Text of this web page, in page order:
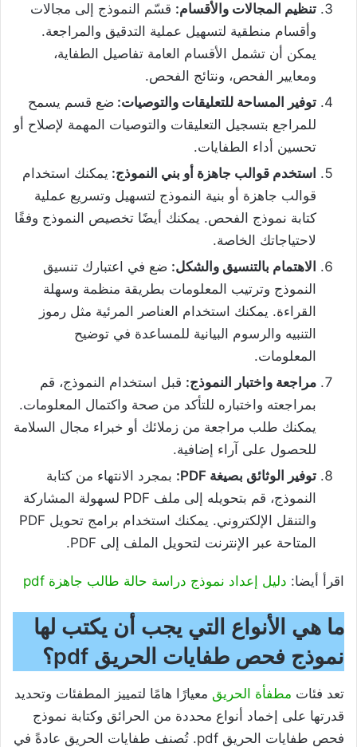
تنظيم المجالات والأقسام: قسّم النموذج إلى مجالات
وأقسام منطقية لتسهيل عملية التدقيق والمراجعة.
يمكن أن تشمل الأقسام العامة تفاصيل الطفاية،
ومعايير الفحص، ونتائج الفحص.
توفير المساحة للتعليقات والتوصيات: ضع قسم يسمح
للمراجع بتسجيل التعليقات والتوصيات المهمة لإصلاح أو
تحسين أداء الطفايات.
استخدم قوالب جاهزة أو بني النموذج: يمكنك استخدام
قوالب جاهزة أو بنية النموذج لتسهيل وتسريع عملية
كتابة نموذج الفحص. يمكنك أيضًا تخصيص النموذج وفقًا
لاحتياجاتك الخاصة.
الاهتمام بالتنسيق والشكل: ضع في اعتبارك تنسيق
النموذج وترتيب المعلومات بطريقة منظمة وسهلة
القراءة. يمكنك استخدام العناصر المرئية مثل رموز
التنبيه والرسوم البيانية للمساعدة في توضيح
المعلومات.
مراجعة واختبار النموذج: قبل استخدام النموذج، قم
بمراجعته واختباره للتأكد من صحة واكتمال المعلومات.
يمكنك طلب مراجعة من زملائك أو خبراء مجال السلامة
للحصول على آراء إضافية.
توفير الوثائق بصيغة PDF:
بمجرد الانتهاء من كتابة
النموذج، قم بتحويله إلى ملف PDF لسهولة المشاركة
والتنقل الإلكتروني. يمكنك استخدام برامج تحويل PDF
المتاحة عبر الإنترنت لتحويل الملف إلى PDF.
اقرأ أيضا: دليل إعداد نموذج دراسة حالة طالب جاهزة pdf
ما هي الأنواع التي يجب أن يكتب لها
نموذج فحص طفايات الحريق pdf
؟
تعد فئات مطفأة الحريق معيارًا هامًا لتمييز المطفئات وتحديد
قدرتها على إخماد أنواع محددة من الحرائق وكتابة نموذج
فحص طفايات الحريق pdf. تُصنف طفايات الحريق عادةً في